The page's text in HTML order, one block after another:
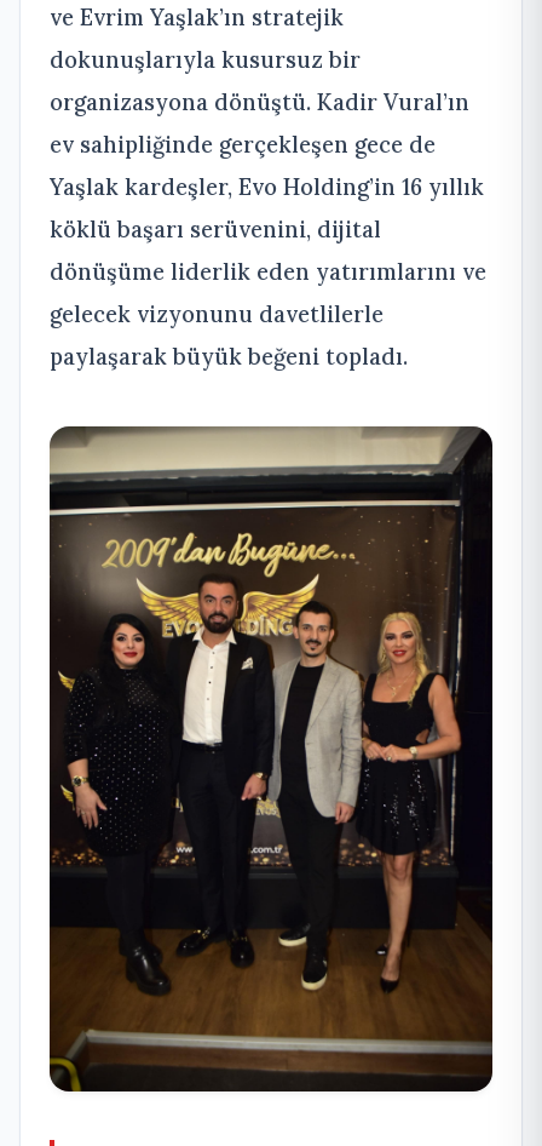
ve Evrim Yaşlak’ın stratejik
dokunuşlarıyla kusursuz bir
organizasyona dönüştü. Kadir Vural’ın
ev sahipliğinde gerçekleşen gece de
Yaşlak kardeşler, Evo Holding’in 16 yıllık
köklü başarı serüvenini, dijital
dönüşüme liderlik eden yatırımlarını ve
gelecek vizyonunu davetlilerle
paylaşarak büyük beğeni topladı.